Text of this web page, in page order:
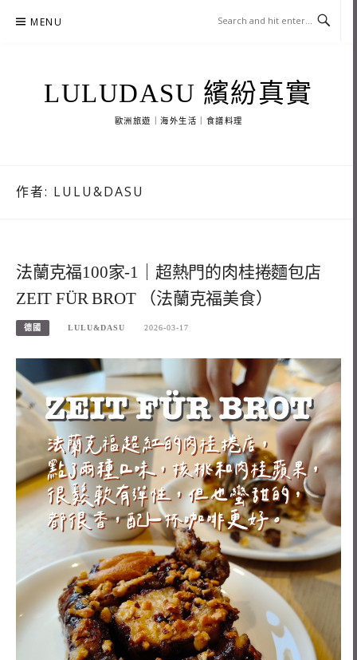
MENU
LULUDASU 繽紛真實
歐洲旅遊｜海外生活｜食譜料理
作者: LULU&DASU
法蘭克福100家-1｜超熱門的肉桂捲麵包店
ZEIT FÜR BROT （法蘭克福美食）
德國 LULU&DASU 2026-03-17